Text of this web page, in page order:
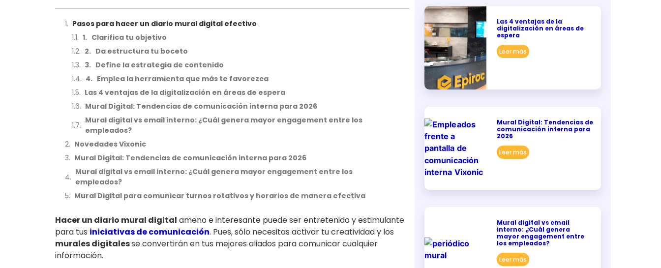
Pasos para hacer un diario mural digital efectivo
1. Clarifica tu objetivo
2. Da estructura tu boceto
3. Define la estrategia de contenido
4. Emplea la herramienta que más te favorezca
Las 4 ventajas de la digitalización en áreas de espera
Mural Digital: Tendencias de comunicación interna para 2026
Mural digital vs email interno: ¿Cuál genera mayor engagement entre los
empleados?
Novedades Vixonic
Mural Digital: Tendencias de comunicación interna para 2026
Mural digital vs email interno: ¿Cuál genera mayor engagement entre los
empleados?
Mural Digital para comunicar turnos rotativos y horarios de manera efectiva
Hacer un diario mural digital ameno e interesante puede ser entretenido y estimulante
para tus iniciativas de comunicación. Pues, sólo necesitas activar tu creatividad y los
murales digitalesse convertirán en tus mejores aliados para comunicar cualquier
información.
Las 4 ventajas de la
digitalización en áreas de
espera
Leer más
Mural Digital: Tendencias de
comunicación interna para
2026
Leer más
Mural digital vs email
interno: ¿Cuál genera
mayor engagement entre
los empleados?
Leer más